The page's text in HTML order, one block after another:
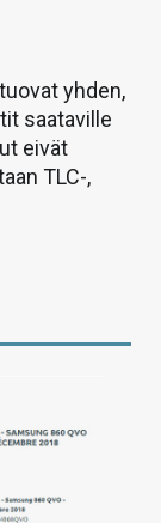
yhden,
saataville
eivät
TLC-,